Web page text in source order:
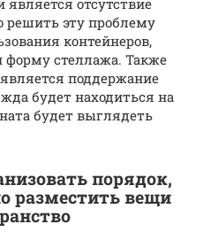
решить эту проблему
контейнеров,
форму стеллажа. Также
поддержание
будет находиться на
будет выглядеть
порядок,
разместить вещи